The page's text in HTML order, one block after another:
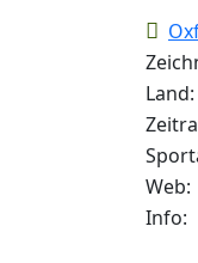
Land:
Web:
Info: